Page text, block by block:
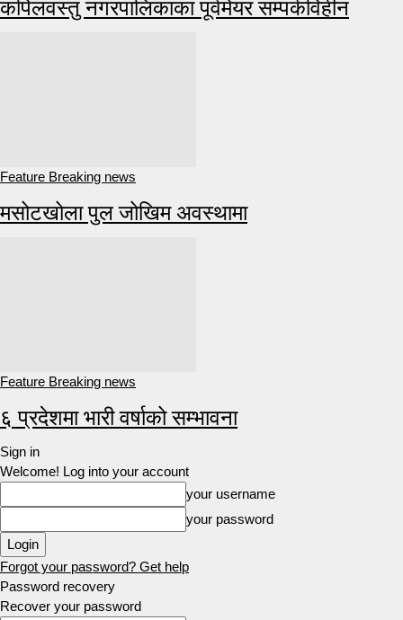
कपिलवस्तु नगरपालिकाका पूर्वमेयर सम्पर्कविहीन
Feature Breaking news
मसोटखोला पुल जोखिम अवस्थामा
Feature Breaking news
६ प्रदेशमा भारी वर्षाको सम्भावना
Sign in
Welcome! Log into your account
your username
your password
Forgot your password? Get help
Password recovery
Recover your password